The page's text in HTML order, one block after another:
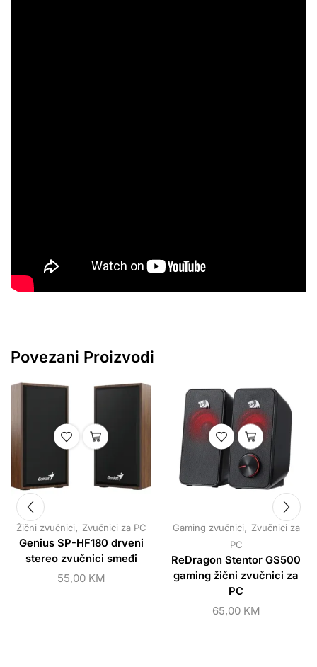
Povezani Proizvodi
Žični zvučnici, Zvučnici za PC
Genius SP-HF180 drveni
stereo zvučnici smeđi
55,00 KM
Gaming zvučnici, Zvučnici za
PC
ReDragon Stentor GS500
gaming žični zvučnici za
PC
65,00 KM